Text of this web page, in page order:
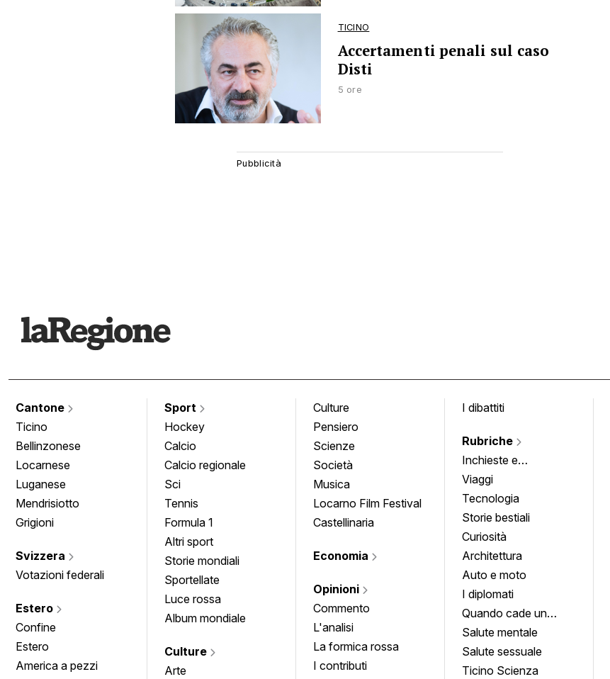
TICINO
Accertamenti penali sul caso
Disti
5 ore
Cantone
Ticino
Bellinzonese
Locarnese
Luganese
Mendrisiotto
Grigioni
Svizzera
Votazioni federali
Estero
Confine
Estero
America a pezzi
Sport
Hockey
Calcio
Calcio regionale
Sci
Tennis
Formula 1
Altri sport
Storie mondiali
Sportellate
Luce rossa
Album mondiale
Culture
Arte
Culture
Pensiero
Scienze
Società
Musica
Locarno Film Festival
Castellinaria
Economia
Opinioni
Commento
L'analisi
La formica rossa
I contributi
I dibattiti
Rubriche
Inchieste e
approfondimenti
Viaggi
Tecnologia
Storie bestiali
Curiosità
Architettura
Auto e moto
I diplomati
Quando cade un
quadro
Salute mentale
Salute sessuale
Ticino Scienza